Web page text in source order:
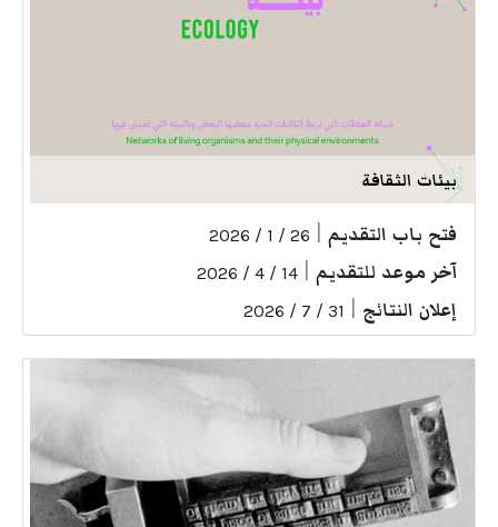
بيئات الثقافة
فتح باب التقديم 26 / 1 / 2026
آخر موعد للتقديم 14 / 4 / 2026
إعلان النتائج 31 / 7 / 2026